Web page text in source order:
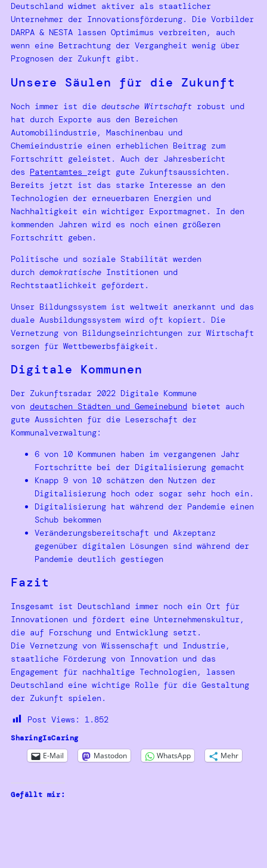
Deutschland widmet aktiver als staatlicher
Unternehmer der Innovationsförderung. Die Vorbilder
DARPA & NESTA lassen Optimimus verbreiten, auch
wenn eine Betrachtung der Vergangheit wenig über
Prognosen der Zukunft gibt.
Unsere Säulen für die Zukunft
Noch immer ist die deutsche Wirtschaft robust und
hat durch Exporte aus den Bereichen
Automobilindustrie, Maschinenbau und
Chemieindustrie einen erheblichen Beitrag zum
Fortschritt geleistet. Auch der Jahresbericht
des Patentamtes zeigt gute Zukunftsaussichten.
Bereits jetzt ist das starke Interesse an den
Technologien der erneuerbaren Energien und
Nachhaltigkeit ein wichtiger Exportmagnet. In den
kommenden Jahren wird es noch einen größeren
Fortschritt geben.
Politische und soziale Stabilität werden
durch demokratische Institionen und
Rechtstaatlichkeit gefördert.
Unser Bildungssystem ist weltweit anerkannt und das
duale Ausbildungssystem wird oft kopiert. Die
Vernetzung von Bildungseinrichtungen zur Wirtschaft
sorgen für Wettbewerbsfäigkeit.
Digitale Kommunen
Der Zukunftsradar 2022 Digitale Kommune
von deutschen Städten und Gemeinebund bietet auch
gute Aussichten für die Leserschaft der
Kommunalverwaltung:
6 von 10 Kommunen haben im vergangenen Jahr
Fortschritte bei der Digitalisierung gemacht
Knapp 9 von 10 schätzen den Nutzen der
Digitalisierung hoch oder sogar sehr hoch ein.
Digitalisierung hat während der Pandemie einen
Schub bekommen
Veränderungsbereitschaft und Akzeptanz
gegenüber digitalen Lösungen sind während der
Pandemie deutlich gestiegen
Fazit
Insgesamt ist Deutschland immer noch ein Ort für
Innovationen und fördert eine Unternehmenskultur,
die auf Forschung und Entwicklung setzt.
Die Vernetzung von Wissenschaft und Industrie,
staatliche Förderung von Innovation und das
Engagement für nachhaltige Technologien, lassen
Deutschland eine wichtige Rolle für die Gestaltung
der Zukunft spielen.
Post Views:
1.852
SharingIsCaring
E-Mail Mastodon WhatsApp Mehr
Gefällt mir: